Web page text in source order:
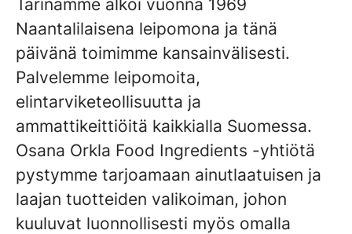
Tarinamme alkoi vuonna 1969
Naantalilaisena leipomona ja tänä
päivänä toimimme kansainvälisesti.
Palvelemme leipomoita,
elintarviketeollisuutta ja
ammattikeittiöitä kaikkialla Suomessa.
Osana Orkla Food Ingredients -yhtiötä
pystymme tarjoamaan ainutlaatuisen ja
laajan tuotteiden valikoiman, johon
kuuluvat luonnollisesti myös omalla